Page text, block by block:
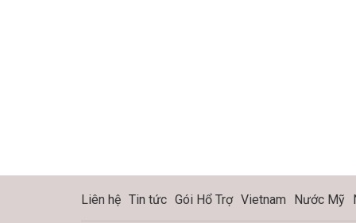
Liên hệ Tin tức Gói Hổ Trợ Vietnam Nước Mỹ